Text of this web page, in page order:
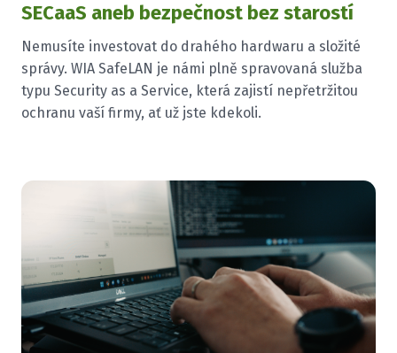
SECaaS aneb bezpečnost bez starostí
Nemusíte investovat do drahého hardwaru a složité
správy. WIA SafeLAN je námi plně spravovaná služba
typu Security as a Service, která zajistí nepřetržitou
ochranu vaší firmy, ať už jste kdekoli.